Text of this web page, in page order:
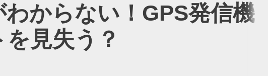
からない！GPS発信機
見失う？